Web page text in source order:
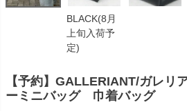
BLACK(8月
上旬入荷予
定)
【予約】GALLERIANT/ガレ
ーミニバッグ 巾着バッグ